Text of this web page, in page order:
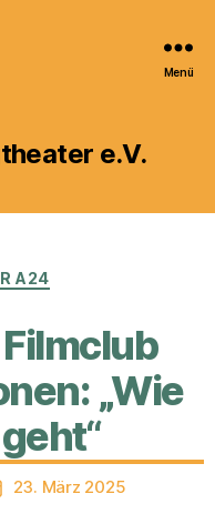
Menü
e.V.
A24
„Wie
23. März 2025